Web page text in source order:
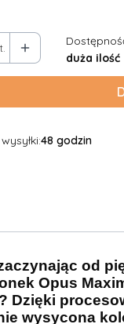
duża ilość
48 godzin
od
Opus
Dzięki
wysycona